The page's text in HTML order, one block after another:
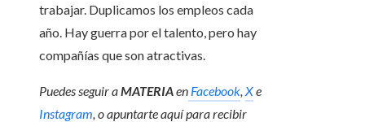
trabajar. Duplicamos los empleos cada
año. Hay guerra por el talento, pero hay
compañías que son atractivas.
Puedes seguir aMATERIAen Facebook Xe
Instagram , o apuntarte aquí para recibir